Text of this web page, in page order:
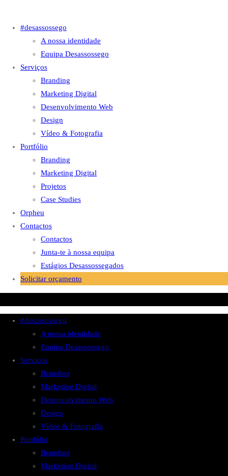
#desassossego
A nossa identidade
Equipa Desassossego
Serviços
Branding
Marketing Digital
Desenvolvimento Web
Design
Vídeo & Fotografia
Portfólio
Branding
Marketing Digital
Projetos
Case Studies
Orpheu
Contactos
Contactos
Junta-te à nossa equipa
Estágios Desassossegados
Solicitar orçamento
#desassossego
A nossa identidade
Equipa Desassossego
Serviços
Branding
Marketing Digital
Desenvolvimento Web
Design
Vídeo & Fotografia
Portfólio
Branding
Marketing Digital